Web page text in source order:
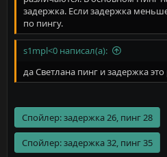
задержка. Если задержка
по пингу.
s1mpl<0 написал(а):
да Светлана пинг и задержка
Спойлер:задержка 26, пинг 28
Спойлер:задержка 32, пинг 35